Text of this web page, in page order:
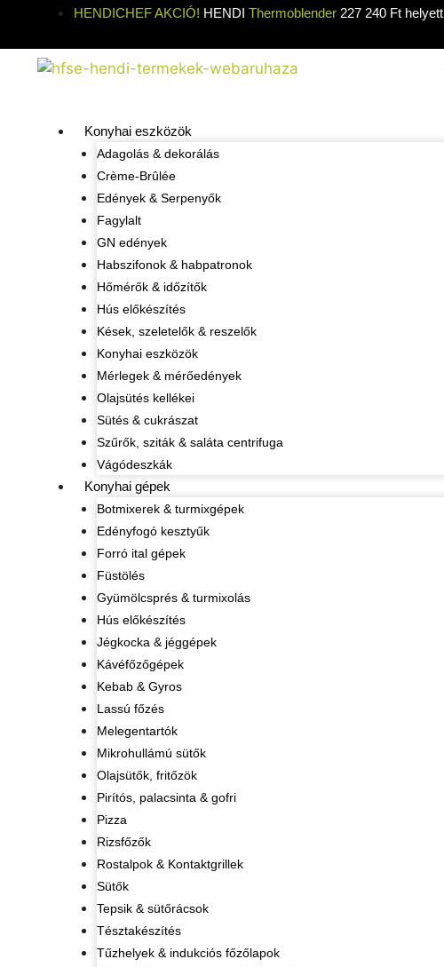
HENDICHEF AKCIÓ! HENDI Thermoblender 227 240 Ft helyett
Konyhai eszközök
Adagolás & dekorálás
Crème-Brûlée
Edények & Serpenyők
Fagylalt
GN edények
Habszifonok & habpatronok
Hőmérők & időzítők
Hús előkészítés
Kések, szeletelők & reszelők
Konyhai eszközök
Mérlegek & mérőedények
Olajsütés kellékei
Sütés & cukrászat
Szűrők, sziták & saláta centrifuga
Vágódeszkák
Konyhai gépek
Botmixerek & turmixgépek
Edényfogó kesztyűk
Forró ital gépek
Füstölés
Gyümölcsprés & turmixolás
Hús előkészítés
Jégkocka & jéggépek
Kávéfőzőgépek
Kebab & Gyros
Lassú főzés
Melegentartók
Mikrohullámú sütők
Olajsütők, fritőzök
Pirítós, palacsinta & gofri
Pizza
Rizsfőzők
Rostalpok & Kontaktgrillek
Sütők
Tepsik & sütőrácsok
Tésztakészítés
Tűzhelyek & indukciós főzőlapok